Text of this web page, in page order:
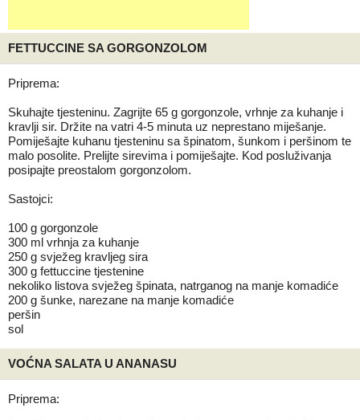
FETTUCCINE SA GORGONZOLOM
Priprema:
Skuhajte tjesteninu. Zagrijte 65 g gorgonzole, vrhnje za kuhanje i
kravlji sir. Držite na vatri 4-5 minuta uz neprestano miješanje.
Pomiješajte kuhanu tjesteninu sa špinatom, šunkom i peršinom te
malo posolite. Prelijte sirevima i pomiješajte. Kod posluživanja
posipajte preostalom gorgonzolom.
Sastojci:
100 g gorgonzole
300 ml vrhnja za kuhanje
250 g svježeg kravljeg sira
300 g fettuccine tjestenine
nekoliko listova svježeg špinata, natrganog na manje komadiće
200 g šunke, narezane na manje komadiće
peršin
sol
VOĆNA SALATA U ANANASU
Priprema: